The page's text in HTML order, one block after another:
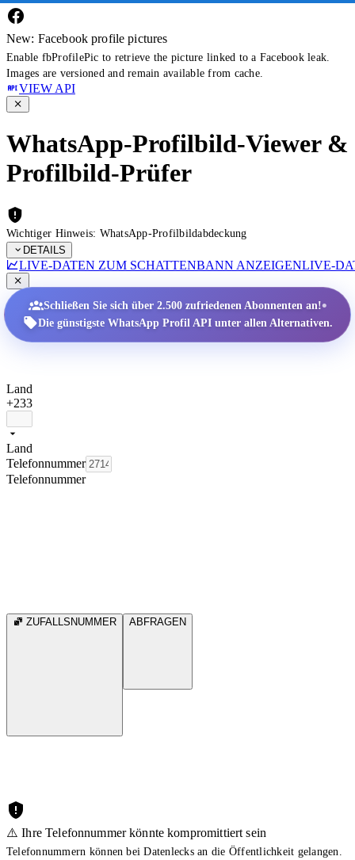
New: Facebook profile pictures
Enable fbProfilePic to retrieve the picture linked to a Facebook leak.
Images are versioned and remain available from cache.
VIEW API
WhatsApp-Profilbild-Viewer &
Profilbild-Prüfer
Wichtiger Hinweis: WhatsApp-Profilbildabdeckung
DETAILS
LIVE-DATEN ZUM SCHATTENBANN ANZEIGENLIVE-
Schließen Sie sich über 2.500 zufriedenen Abonnenten an!•
Die günstigste WhatsApp Profil API unter allen Alternativen.
Land
+233
Land
Telefonnummer
Telefonnummer
ZUFALLSNUMMER ABFRAGEN
⚠️ Ihre Telefonnummer könnte kompromittiert sein
Telefonnummern können bei Datenlecks an die Öffentlichkeit gelangen.